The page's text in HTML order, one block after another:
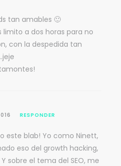
tan amables 🙂
limito a dos horas para no
con la despedida tan
RESPONDER
este blab! Yo como Ninett,
eso del growth hacking,
sobre el tema del SEO, me